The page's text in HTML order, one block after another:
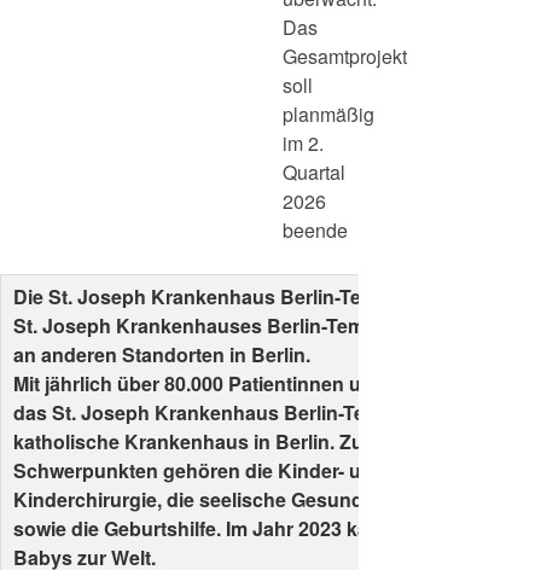
Das
Gesamtprojekt
soll
planmäßig
im 2.
Quartal
2026
beende
Die St. Joseph Krankenhaus Berlin-Tempelhof GmbH ist
St. Joseph Krankenhauses Berlin-Tempelhof sowie
an anderen Standorten in Berlin.
Mit jährlich über 80.000 Patientinnen und Patienten und
das St. Joseph Krankenhaus Berlin-Tempelhof das
katholische Krankenhaus in Berlin. Zu den medizinischen
Schwerpunkten gehören die Kinder- und Jugendmedizin,
Kinderchirurgie, die seelische Gesundheit von jungen
sowie die Geburtshilfe. Im Jahr 2023 kamen hier
Babys zur Welt.